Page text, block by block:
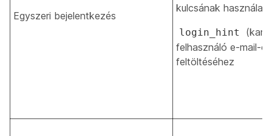
Egyszeri bejelentkezés
kulcsának használata
login_hint
felhasználó e-mail-
feltöltéséhez